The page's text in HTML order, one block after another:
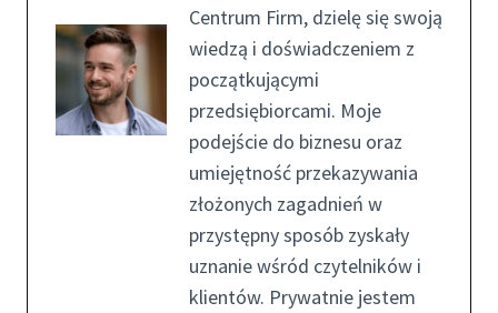
Centrum Firm, dzielę się swoją
wiedzą i doświadczeniem z
początkującymi
przedsiębiorcami. Moje
podejście do biznesu oraz
umiejętność przekazywania
złożonych zagadnień w
przystępny sposób zyskały
uznanie wśród czytelników i
klientów. Prywatnie jestem